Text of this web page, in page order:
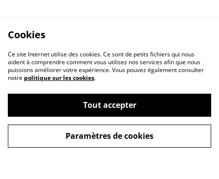
Cookies
Ce site Internet utilise des cookies. Ce sont de petits fichiers qui nous
aident à comprendre comment vous utilisez nos services afin que nous
puissions améliorer votre expérience. Vous pouvez également consulter
notre politique sur les cookies.
Tout accepter
Paramètres de cookies